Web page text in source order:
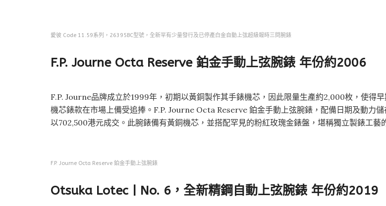
愛彼 Code 11.59系列，26395BC型號，全新罕有少量發行及已停產白金自動上弦超級報時三問腕錶
F.P. Journe Octa Reserve 鉑金手動上弦腕錶 年份約2006
F.P. Journe品牌成立於1999年，初期以黃銅製作其手錶機芯，因此限量生產約2,000枚，使得早
機芯錶款在市場上備受追捧。F.P. Journe Octa Reserve 鉑金手動上弦腕錶，配備日期及動力儲
以702,500港元成交。此腕錶備有黃銅機芯，並搭配罕見的粉紅玫瑰金錶盤，堪稱獨立製錶工藝
F.P. Journe Octa Reserve 鉑金手動上弦腕錶
Otsuka Lotec | No. 6，全新精鋼自動上弦腕錶 年份約2019